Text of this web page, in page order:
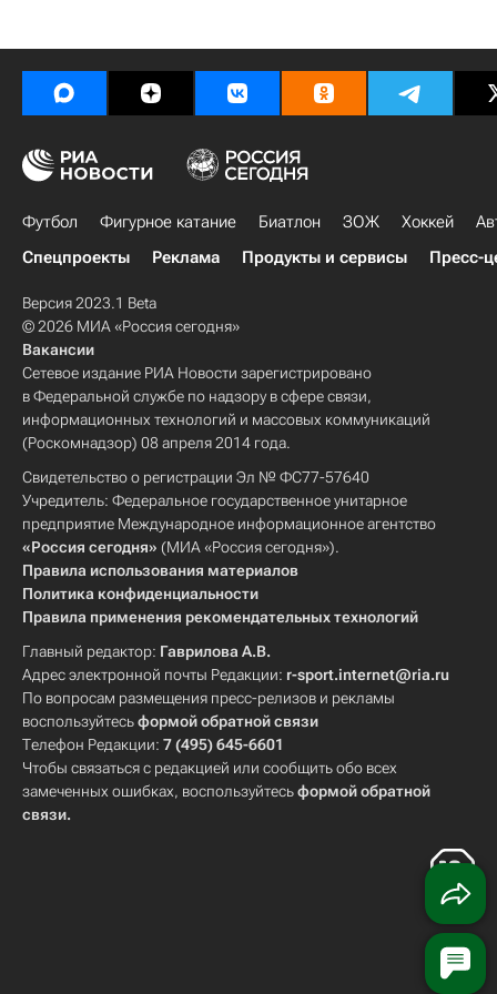
Футбол Фигурное катание Биатлон ЗОЖ Хоккей
Спецпроекты
Реклама Продукты и сервисы Пресс-
Версия 2023.1 Beta
© 2026 МИА «Россия сегодня»
Вакансии
Сетевое издание РИА Новости зарегистрировано
в Федеральной службе по надзору в сфере связи,
информационных технологий и массовых коммуникаций
(Роскомнадзор) 08 апреля 2014 года.
Свидетельство о регистрации Эл № ФС77-57640
Учредитель: Федеральное государственное унитарное
предприятие Международное информационное агентство
«Россия сегодня» (МИА «Россия сегодня»).
Правила использования материалов
Политика конфиденциальности
Правила применения рекомендательных технологий
Главный редактор: Гаврилова А.В.
Адрес электронной почты Редакции: r-sport.internet@ria.ru
По вопросам размещения пресс-релизов и рекламы
воспользуйтесьформой обратной связи
Телефон Редакции: 7 (495) 645-6601
Чтобы связаться с редакцией или сообщить обо всех
замеченных ошибках, воспользуйтесьформой обратной
связи.